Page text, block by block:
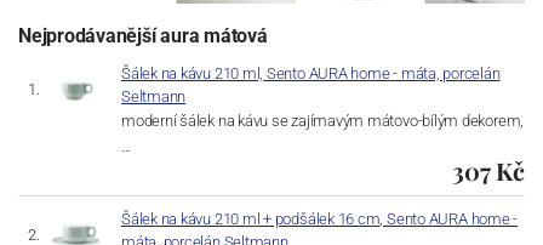
Nejprodávanější aura mátová
Šálek na kávu 210 ml, Sento AURA home - máta, porcelán
Seltmann
moderní šálek na kávu se zajímavým mátovo-bílým dekorem,
…
307 Kč
Šálek na kávu 210 ml + podšálek 16 cm, Sento AURA home -